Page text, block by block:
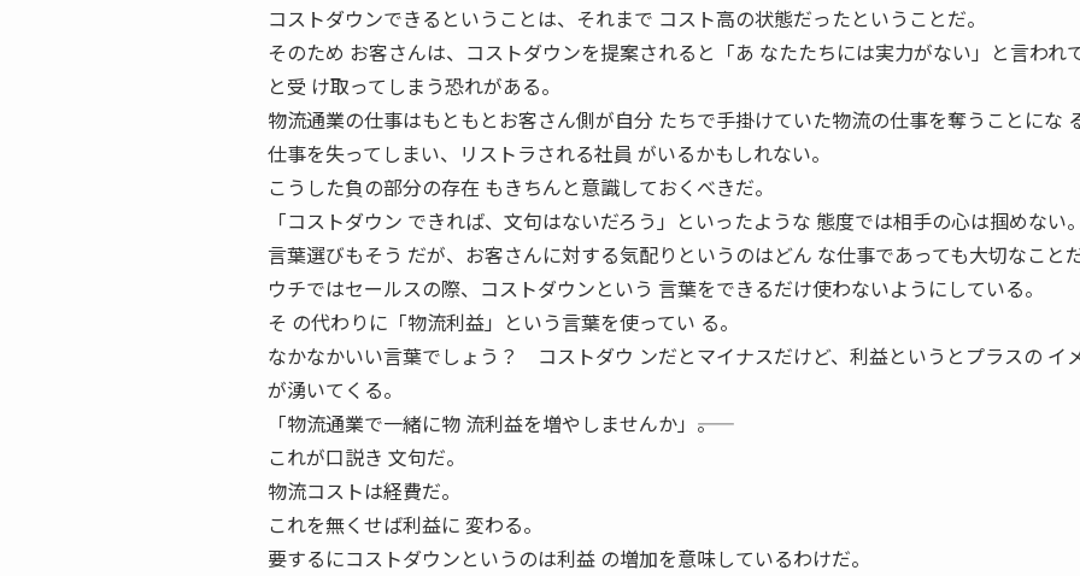
コストダウンできるということは、それまで コスト高の状態だったということだ。
そのため お客さんは、コストダウンを提案されると「あ なたたちには実力がない」と言われ
と受 け取ってしまう恐れがある。
物流通業の仕事はもともとお客さん側が自分 たちで手掛けていた物流の仕事を奪うことにな
仕事を失ってしまい、リストラされる社員 がいるかもしれない。
こうした負の部分の存在 もきちんと意識しておくべきだ。
「コストダウン できれば、文句はないだろう」といったような 態度では相手の心は掴めない。
言葉選びもそう だが、お客さんに対する気配りというのはどん な仕事であっても大切なことだ
ウチではセールスの際、コストダウンという 言葉をできるだけ使わないようにしている。
そ の代わりに「物流利益」という言葉を使ってい る。
なかなかいい言葉でしょう？ コストダウ ンだとマイナスだけど、利益というとプラスの イ
が湧いてくる。
「物流通業で一緒に物 流利益を増やしませんか」――。
これが口説き 文句だ。
物流コストは経費だ。
これを無くせば利益に 変わる。
要するにコストダウンというのは利益 の増加を意味しているわけだ。